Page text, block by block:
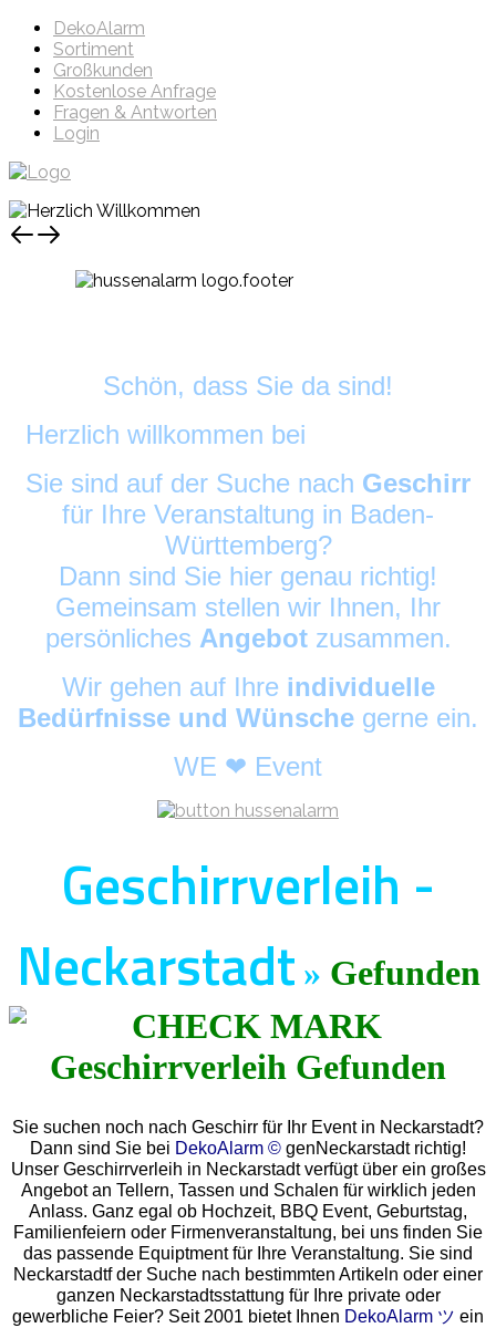
DekoAlarm
Sortiment
Großkunden
Kostenlose Anfrage
Fragen & Antworten
Login
Schön, dass Sie da sind!
Herzlich willkommen bei
Sie sind auf der Suche nach Geschirr
für Ihre Veranstaltung in Baden-
Württemberg?
Dann sind Sie hier genau richtig!
Gemeinsam stellen wir Ihnen, Ihr
persönliches Angebot zusammen.
Wir gehen auf Ihre individuelle
Bedürfnisse und Wünsche gerne ein.
WE ❤ Event
Geschirrverleih -
Neckarstadt » Gefunden
Sie suchen noch nach Geschirr für Ihr Event in Neckarstadt?
Dann sind Sie bei DekoAlarm © genNeckarstadt richtig!
Unser Geschirrverleih in Neckarstadt verfügt über ein großes
Angebot an Tellern, Tassen und Schalen für wirklich jeden
Anlass. Ganz egal ob Hochzeit, BBQ Event, Geburtstag,
Familienfeiern oder Firmenveranstaltung, bei uns finden Sie
das passende Equiptment für Ihre Veranstaltung. Sie sind
Neckarstadtf der Suche nach bestimmten Artikeln oder einer
ganzen Neckarstadtsstattung für Ihre private oder
gewerbliche Feier? Seit 2001 bietet Ihnen DekoAlarm ツ ein